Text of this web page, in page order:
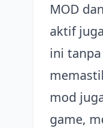
MOD
aktif
ini
mod
game,